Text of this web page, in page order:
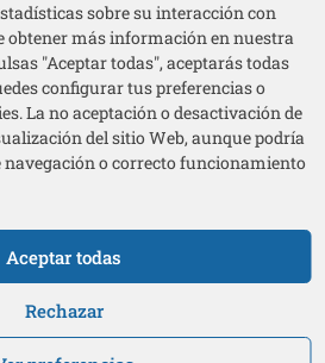
sobre su interacción con
obtener más información en nuestra
"Aceptar todas", aceptarás todas
configurar tus preferencias o
La no aceptación o desactivación de
del sitio Web, aunque podría
navegación o correcto funcionamiento
Aceptar todas
Rechazar
de Pamplona
Caja Rural de Navarra
Todos los derechos reservados
página